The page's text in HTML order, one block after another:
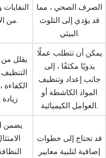
النفايات
من الانبعاثات.
الصرف الصحي ، مما
قد يؤدي إلى التلوث
البيئي.
يقلل
الكفاءة
زيادة
يمكن أن تتطلب عملًا
يدويًا مكثفًا ، إلى
جانب إعداد وتنظيف
المواد الكاشطة أو
العوامل الكيميائية.
يضمن
قد تحتاج إلى خطوات
إضافية لتلبية معايير